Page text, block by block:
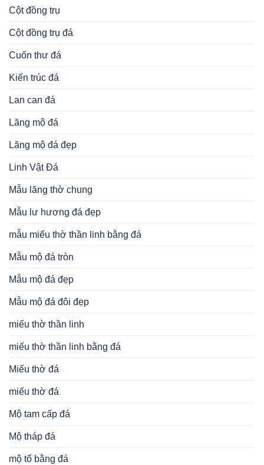
Cột đồng trụ
Cột đồng trụ đá
Cuốn thư đá
Kiến trúc đá
Lan can đá
Lăng mộ đá
Lăng mộ đá đẹp
Linh Vật Đá
Mẫu lăng thờ chung
Mẫu lư hương đá đẹp
mẫu miếu thờ thần linh bằng đá
Mẫu mộ đá tròn
Mẫu mộ đá đẹp
Mẫu mộ đá đôi đẹp
miếu thờ thần linh
miếu thờ thần linh bằng đá
Miếu thờ đá
miếu thờ đá
Mộ tam cấp đá
Mộ tháp đá
mộ tổ bằng đá